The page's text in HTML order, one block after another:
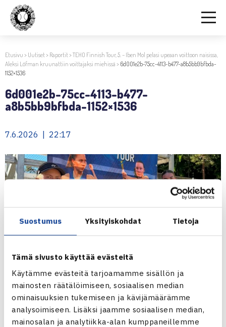
Suostumus Yksityiskohdat Tietoja
Tämä sivusto käyttää evästeitä
Käytämme evästeitä tarjoamamme sisällön ja
mainosten räätälöimiseen, sosiaalisen median
ominaisuuksien tukemiseen ja kävijämäärämme
analysoimiseen. Lisäksi jaamme sosiaalisen median,
mainosalan ja analytiikka-alan kumppaneillemme
Etusivu > Uutiset> Raportit>TEHO Finnish Tour, 5. – Iben Mol pelasi upeaan voittoon naisissa,
Aleksi Löfman kruunattiin voittajaksi miehissä > 6d001e2b-75cc-4113-b477-a8b5bb9bfbda-
1152×1536
6d001e2b-75cc-4113-b477-
a8b5bb9bfbda-1152×1536
7.6.2026 | 22:17
Jaa: